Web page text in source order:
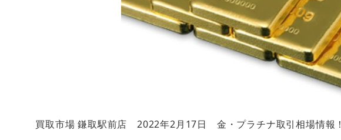
買取市場 鎌取駅前店 2022年2月17日 金・プラチナ取引相場情報！